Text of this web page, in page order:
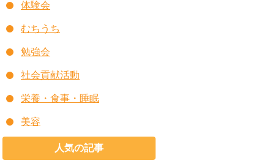
体験会
むちうち
勉強会
社会貢献活動
栄養・食事・睡眠
美容
人気の記事